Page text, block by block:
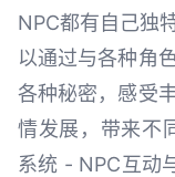
NPC都有自己独
以通过与各种角
各种秘密，感受
情发展，带来不
系统 - NPC互动